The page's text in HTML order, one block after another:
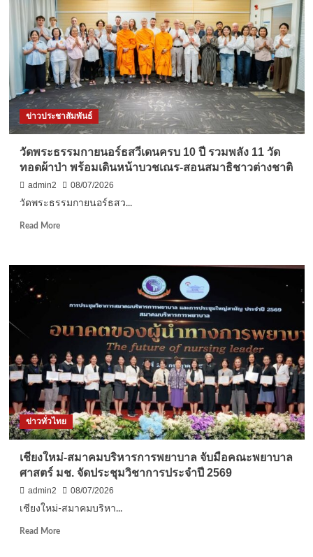
โฉม
“สวน
สม
เด็จฯ”
ท้องฟ้า
จำลอง
สู่
ศูนย์
เรียน
สูง
อายุ-
พิพิธภัณฑ์
เลน
ให้
2570
ข่าวประชาสัมพันธ์
วัดพระธรรมกายนอร์ธสวีเดนครบ 10 ปี รวมพลัง 11 วัด
ทอดผ้าป่า พร้อมเดินหน้าบวชเณร-สอนสมาธิชาวต่างชาติ
admin2
08/07/2026
วัดพระธรรมกายนอร์ธสว...
Read MoreRead
วัด
กาย
สวีเดน
10
ปี
รวม
พลัง
11
วัด
ทอด
พร้อม
เดิน
หน้า
สอน
ข่าวทั่วไทย
เชียงใหม่-สมาคมบริหารการพยาบาล จับมือคณะพยาบาล
ศาสตร์ มช. จัดประชุมวิชาการประจำปี 2569
admin2
08/07/2026
เชียงใหม่-สมาคมบริหา...
Read MoreRead